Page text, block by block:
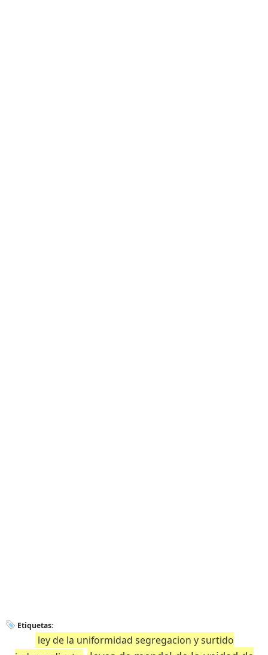
Etiquetas:
ley de la uniformidad segregacion y surtido